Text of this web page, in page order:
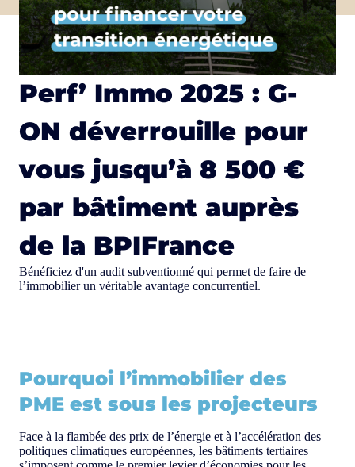
Perf’ Immo 2025 : G-
ON déverrouille pour
vous jusqu’à 8 500 €
par bâtiment auprès
de la BPIFrance
Bénéficiez d'un audit subventionné qui permet de faire de
l’immobilier un véritable avantage concurrentiel.
Pourquoi l’immobilier des
PME est sous les projecteurs
Face à la flambée des prix de l’énergie et à l’accélération des
politiques climatiques européennes, les bâtiments tertiaires